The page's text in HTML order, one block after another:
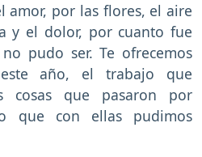
amor, por las flores, el aire
y el dolor, por cuanto fue
pudo ser. Te ofrecemos
año, el trabajo que
cosas que pasaron por
que con ellas pudimos